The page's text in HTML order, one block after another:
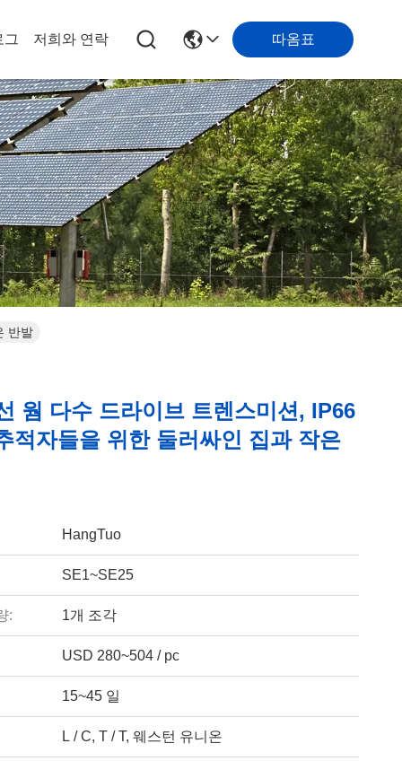
그 저희와 연락 따옴표
반발
웜 다수 드라이브 트렌스미션, IP66
적자들을 위한 둘러싸인 집과 작은
HangTuo
SE1~SE25
: 1개 조각
USD 280~504 / pc
15~45 일
L / C, T / T, 웨스턴 유니온